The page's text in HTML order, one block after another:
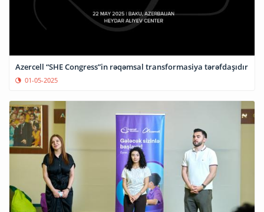
Azercell “SHE Congress”in rəqəmsal transformasiya tərəfdaşıdır
01-05-2025